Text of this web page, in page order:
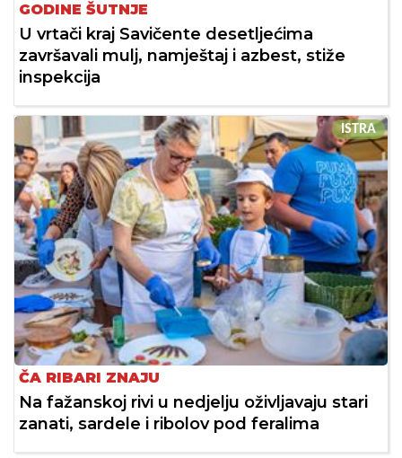
GODINE ŠUTNJE
U vrtači kraj Savičente desetljećima
završavali mulj, namještaj i azbest, stiže
inspekcija
ISTRA
ČA RIBARI ZNAJU
Na fažanskoj rivi u nedjelju oživljavaju stari
zanati, sardele i ribolov pod feralima